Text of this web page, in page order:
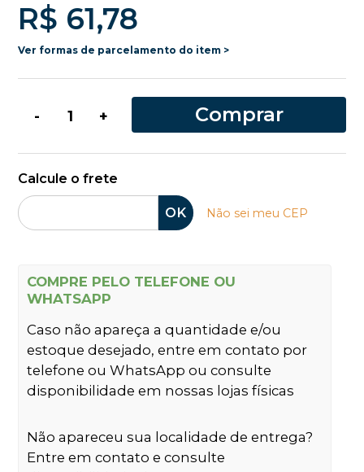
R$ 61,78
Ver formas de parcelamento do item >
- + Comprar
Calcule o frete
OK Não sei meu CEP
COMPRE PELO TELEFONE OU
WHATSAPP
Caso não apareça a quantidade e/ou
estoque desejado, entre em contato por
telefone ou WhatsApp ou consulte
disponibilidade em nossas lojas físicas
Não apareceu sua localidade de entrega?
Entre em contato e consulte